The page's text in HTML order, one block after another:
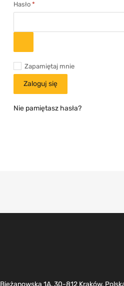
Hasło *
Zapamiętaj mnie
Zaloguj się
Nie pamiętasz hasła?